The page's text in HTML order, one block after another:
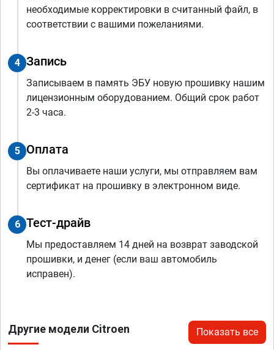
необходимые корректировки в считанный файл, в
соответствии с вашими пожеланиями.
4 Запись
Записываем в память ЭБУ новую прошивку нашим
лицензионным оборудованием. Общий срок работ
2-3 часа.
5 Оплата
Вы оплачиваете наши услуги, мы отправляем вам
сертификат на прошивку в электронном виде.
6 Тест-драйв
Мы предоставляем 14 дней на возврат заводской
прошивки, и денег (если ваш автомобиль
исправен).
Другие модели Citroen Показать все